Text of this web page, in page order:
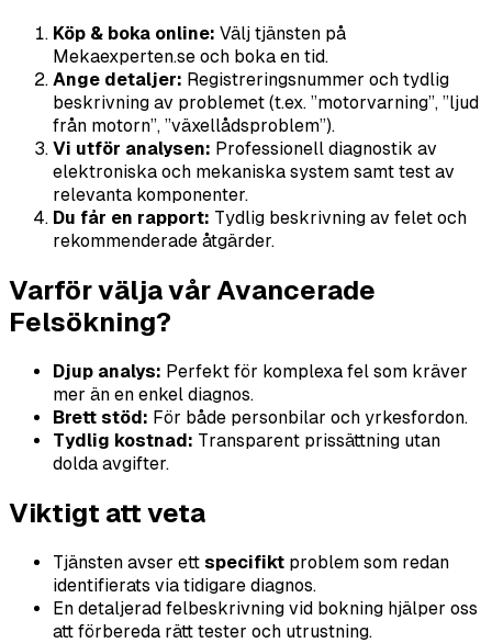
Köp & boka online: Välj tjänsten på
Mekaexperten.se och boka en tid.
Ange detaljer: Registreringsnummer och tydlig
beskrivning av problemet (t.ex. ”motorvarning”, ”ljud
från motorn”, ”växellådsproblem”).
Vi utför analysen: Professionell diagnostik av
elektroniska och mekaniska system samt test av
relevanta komponenter.
Du får en rapport: Tydlig beskrivning av felet och
rekommenderade åtgärder.
Varför välja vår Avancerade
Felsökning?
Djup analys: Perfekt för komplexa fel som kräver
mer än en enkel diagnos.
Brett stöd: För både personbilar och yrkesfordon.
Tydlig kostnad: Transparent prissättning utan
dolda avgifter.
Viktigt att veta
Tjänsten avser ett specifikt problem som redan
identifierats via tidigare diagnos.
En detaljerad felbeskrivning vid bokning hjälper oss
att förbereda rätt tester och utrustning.